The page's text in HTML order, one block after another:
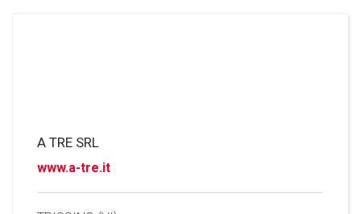
A TRE SRL
www.a-tre.it